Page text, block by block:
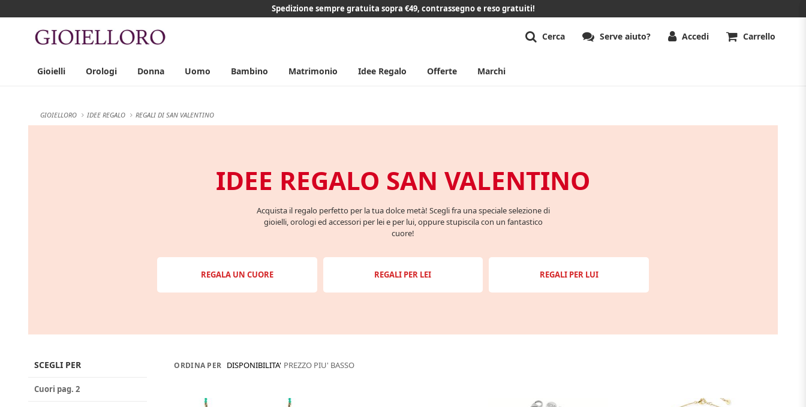
Spedizione sempre gratuita sopra €49, contrassegno e reso gratuiti!
Cerca Serve aiuto? Accedi Carrello
Gioielli Orologi Donna Uomo Bambino Matrimonio Idee Regalo Offerte Marchi
GIOIELLORO IDEE REGALO REGALI DI SAN VALENTINO
IDEE REGALO SAN VALENTINO
Acquista il regalo perfetto per la tua dolce metà! Scegli fra una speciale selezione di
gioielli, orologi ed accessori per lei e per lui, oppure stupiscila con un fantastico
cuore!
REGALA UN CUORE REGALI PER LEI REGALI PER LUI
SCEGLI PER
Cuori pag. 2
ORDINA PER DISPONIBILITA' PREZZO PIU' BASSO